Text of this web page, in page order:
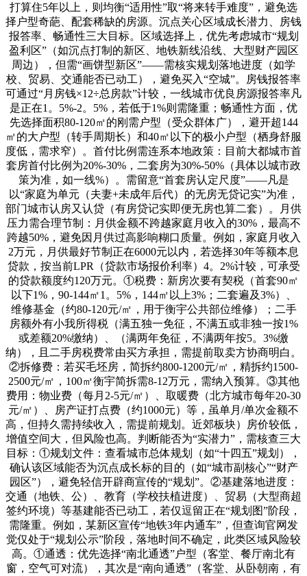
打算住5年以上，则均衡“适用性”取“将来转手难度”，避免选
择户型奇葩、配套稀缺的房源。沉点关心区域成长潜力、房钱
报答率、畅通性三大目标。区域选择上，优先考虑城市“规划
盈利区”（如沉点打制的新区、地铁新线沿线、大型财产园区
周边），但需“画饼型新区”——需核实规划落地进度（如学
校、贸易、交通能否已动工），避免买入“空城”。房钱报答率
可通过“月房钱×12÷总房款”计较，一线城市优良房源报答率凡
是正在1。5%-2。5%，若低于1%则需隆重；畅通性方面，优
先选择面积80-120㎡的刚需户型（受众群体广），避开超144
㎡的大户型（转手周期长）和40㎡以下的极小户型（栖身舒服
度低，需求窄）。首付比例需连系本地政策：目前大都城市首
套房首付比例为20%-30%，二套房为30%-50%（具体以城市政
策为准，如一线%）。需留意“首套房认定尺度”——凡是
以“家庭为单元（夫妻+未成年后代）的无房无贷记实”为准，
部门城市认房又认贷（有房贷记实即便无房也算二套）。月供
压力需合理节制：月供金额不跨越家庭月收入的30%，最高不
跨越50%，避免因月供过高影响糊口质量。例如，家庭月收入
2万元，月供最好节制正在6000元以内，若选择30年等额本息
贷款，按当前LPR（贷款市场报价利率）4。2%计较，可承受
的贷款额度约120万元。①税费：新房次要有契税（首套90㎡
以下1%，90-144㎡1。5%，144㎡以上3%；二套遍及3%）、
维修基金（约80-120元/㎡，用于衡宇公共部位维修）；二手
房额外有小我所得税（满五独一免征，不满五或非独一按1%
或差额20%缴纳）、（满两年免征，不满两年按5。3%缴
纳），且二手房税费常由买方承担，需提前取卖方协商明白。
②拆修费：若买毛坯房，简拆约800-1200元/㎡，精拆约1500-
2500元/㎡，100㎡衡宇简拆需8-12万元，需纳入预算。③其他
费用：物业费（每月2-5元/㎡）、取暖费（北方城市每年20-30
元/㎡）、房产证打点费（约1000元）等，虽单月/单次金额不
高，但持久需持续收入，需提前规划。近郊板块）房价较低，
增值空间大，但风险也高。判断能否为“实潜力”，需核查三大
目标：①规划文件：查看城市总体规划（如“十四五”规划），
确认该区域能否为沉点成长标的目的（如“城市副核心”“财产
园区”），避免轻信开辟商宣传的“规划”。②基建落地进度：
交通（地铁、公）、教育（学校扶植进度）、贸易（大型商超
签约环境）等基建能否已动工，若仅逗留正在“规划图”阶段，
需隆重。例如，某新区宣传“地铁3年内通车”，但查询官网发
觉仅处于“规划公示”阶段，落地时间不确定，此类区域风险较
高。①通透：优先选择“南北通透”户型（客堂、餐厅南北有
窗，空气可对流），其次是“南向通透”（客堂、从卧朝南，有